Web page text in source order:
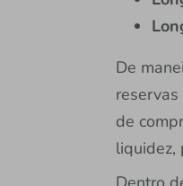
De
de
liquidez,